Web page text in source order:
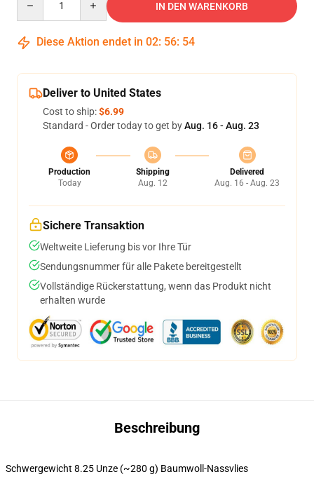
IN DEN WARENKORB
Diese Aktion endet in 02: 56: 54
Deliver to United States
Cost to ship:$6.99
Standard - Order today to get byAug. 16 - Aug. 23
Production
Today
Shipping
Aug. 12
Delivered
Aug. 16 - Aug. 23
Sichere Transaktion
Weltweite Lieferung bis vor Ihre Tür
Sendungsnummer für alle Pakete bereitgestellt
Vollständige Rückerstattung, wenn das Produkt nicht
erhalten wurde
Beschreibung
Schwergewicht 8.25 Unze (~280 g) Baumwoll-Nassvlies